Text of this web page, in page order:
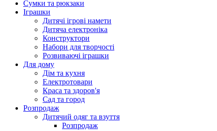
Сумки та рюкзаки
Іграшки
Дитячі ігрові намети
Дитяча електроніка
Конструктори
Набори для творчості
Розвиваючі іграшки
Для дому
Дім та кухня
Електротовари
Краса та здоров'я
Сад та город
Розпродаж
Дитячий одяг та взуття
Розпродаж